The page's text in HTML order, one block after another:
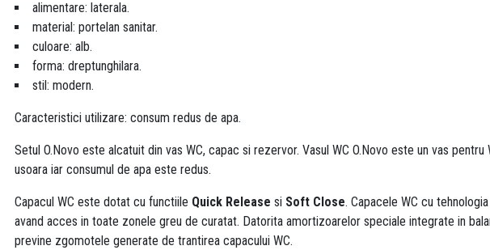
alimentare: laterala.
material: portelan sanitar.
culoare: alb.
forma: dreptunghilara.
stil: modern.
Caracteristici utilizare: consum redus de apa.
Setul O.Novo este alcatuit din vas WC, capac si rezervor. Vasul WC O.Novo este un vas
usoara iar consumul de apa este redus.
Capacul WC este dotat cu functiile Quick Release si Soft Close. Capacele WC cu
avand acces in toate zonele greu de curatat. Datorita amortizoarelor speciale integrate in
previne zgomotele generate de trantirea capacului WC.